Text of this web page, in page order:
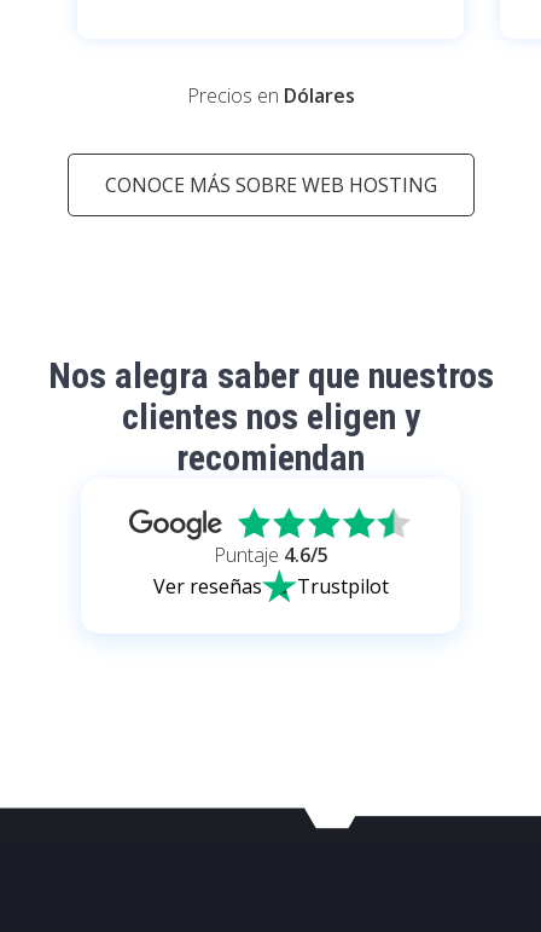
Precios en Dólares
CONOCE MÁS SOBRE WEB HOSTING
Nos alegra saber que nuestros
clientes nos eligen y
recomiendan
Puntaje 4.6/5
Ver reseñas
Trustpilot